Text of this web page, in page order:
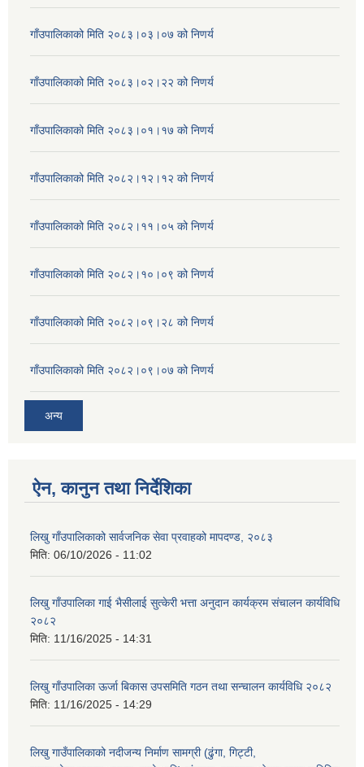
गाँउपालिकाको मिति २०८३।०३।०७ को निणर्य
गाँउपालिकाको मिति २०८३।०२।२२ को निणर्य
गाँउपालिकाको मिति २०८३।०१।१७ को निणर्य
गाँउपालिकाको मिति २०८२।१२।१२ को निणर्य
गाँउपालिकाको मिति २०८२।११।०५ को निणर्य
गाँउपालिकाको मिति २०८२।१०।०९ को निणर्य
गाँउपालिकाको मिति २०८२।०९।२८ को निणर्य
गाँउपालिकाको मिति २०८२।०९।०७ को निणर्य
अन्य
ऐन, कानुन तथा निर्देशिका
लिखु गाँउपालिकाको सार्वजनिक सेवा प्रवाहको मापदण्ड, २०८३
मिति: 06/10/2026 - 11:02
लिखु गाँउपालिका गाई भैसीलाई सुत्केरी भत्ता अनुदान कार्यक्रम संचालन कार्यविधि
२०८२
मिति: 11/16/2025 - 14:31
लिखु गाँउपालिका ऊर्जा बिकास उपसमिति गठन तथा सन्चालन कार्यविधि २०८२
मिति: 11/16/2025 - 14:29
लिखु गाउँपालिकाको नदीजन्य निर्माण सामग्री (ढुंगा, गिट्टी,